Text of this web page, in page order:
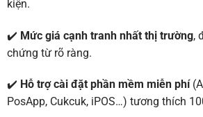
kiện.
✔️ Mức giá cạnh tranh nhất thị trường,
chứng từ rõ ràng.
✔️ Hỗ trợ cài đặt phần mềm miễn phí
PosApp, Cukcuk, iPOS…) tương thích